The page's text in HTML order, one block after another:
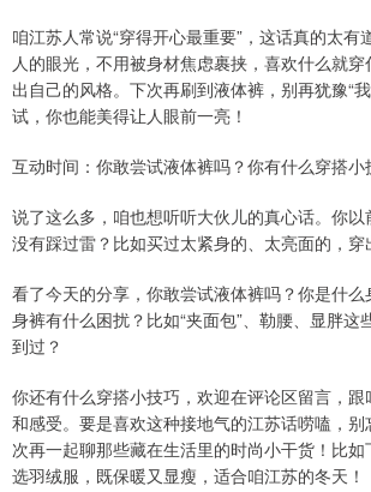
咱江苏人常说“穿得开心最重要”，这话真的太有
人的眼光，不用被身材焦虑裹挟，喜欢什么就
出自己的风格。下次再刷到液体裤，别再犹豫“
试，你也能美得让人眼前一亮！
互动时间：你敢尝试液体裤吗？你有什么穿搭小
说了这么多，咱也想听听大伙儿的真心话。你
没有踩过雷？比如买过太紧身的、太亮面的，穿
看了今天的分享，你敢尝试液体裤吗？你是什
身裤有什么困扰？比如“夹面包”、勒腰、显胖这
到过？
你还有什么穿搭小技巧，欢迎在评论区留言，
和感受。要是喜欢这种接地气的江苏话唠嗑，
次再一起聊那些藏在生活里的时尚小干货！比
选羽绒服，既保暖又显瘦，适合咱江苏的冬天！